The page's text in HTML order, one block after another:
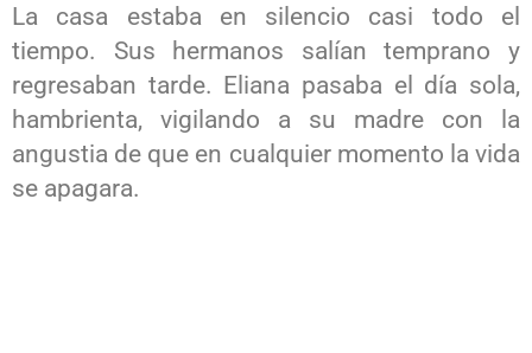
La casa estaba en silencio casi todo el
tiempo. Sus hermanos salían temprano y
regresaban tarde. Eliana pasaba el día sola,
hambrienta, vigilando a su madre con la
angustia de que en cualquier momento la vida
se apagara.